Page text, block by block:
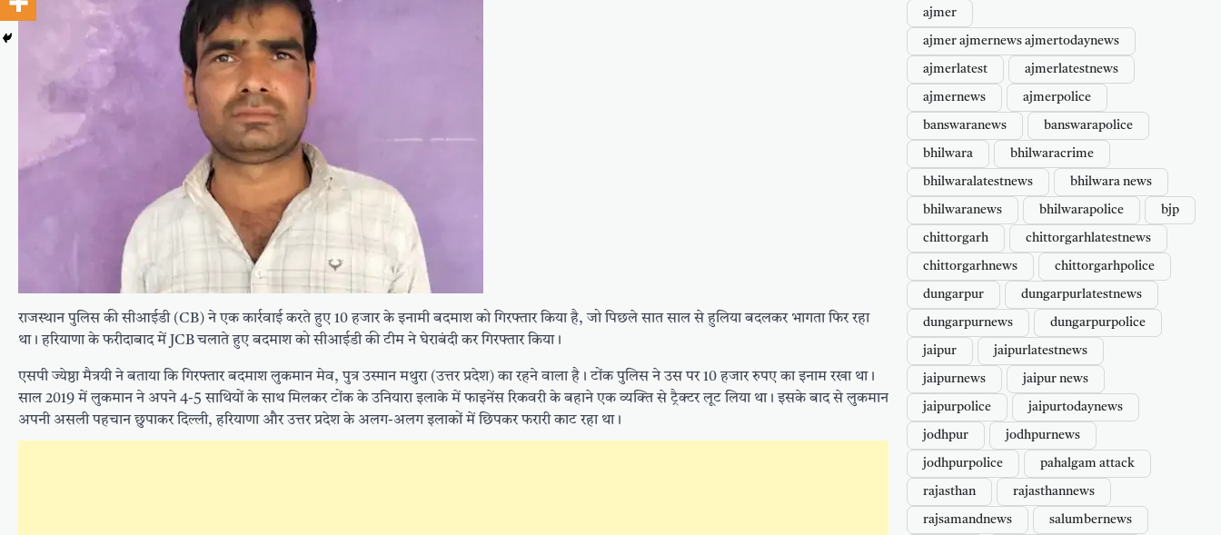
राजस्थान पुलिस की सीआईडी (CB) ने एक कार्रवाई करते हुए 10 हजार के इनामी बदमाश को गिरफ्तार किया है, जो पिछले सात साल से हुलिया बदलकर भागता फिर रहा
था। हरियाणा के फरीदाबाद में JCB चलाते हुए बदमाश को सीआईडी की टीम ने घेराबंदी कर गिरफ्तार किया।
एसपी ज्येष्ठा मैत्रयी ने बताया कि गिरफ्तार बदमाश लुकमान मेव, पुत्र उस्मान मथुरा (उत्तर प्रदेश) का रहने वाला है। टोंक पुलिस ने उस पर 10 हजार रुपए का इनाम रखा था।
साल 2019 में लुकमान ने अपने 4-5 साथियों के साथ मिलकर टोंक के उनियारा इलाके में फाइनेंस रिकवरी के बहाने एक व्यक्ति से ट्रैक्टर लूट लिया था। इसके बाद से लुकमान
अपनी असली पहचान छुपाकर दिल्ली, हरियाणा और उत्तर प्रदेश के अलग-अलग इलाकों में छिपकर फरारी काट रहा था।
ajmer
ajmer ajmernews ajmertodaynews
ajmerlatest ajmerlatestnews
ajmernews ajmerpolice
banswaranews banswarapolice
bhilwara bhilwaracrime
bhilwaralatestnews bhilwara news
bhilwaranews bhilwarapolice bjp
chittorgarh chittorgarhlatestnews
chittorgarhnews chittorgarhpolice
dungarpur dungarpurlatestnews
dungarpurnews dungarpurpolice
jaipur jaipurlatestnews
jaipurnews jaipur news
jaipurpolice jaipurtodaynews
jodhpur jodhpurnews
jodhpurpolice pahalgam attack
rajasthan rajasthannews
rajsamandnews salumbernews